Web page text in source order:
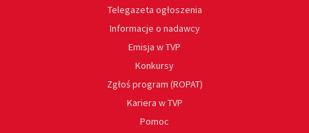
Telegazeta ogłoszenia
Informacje o nadawcy
Emisja w TVP
Konkursy
Zgłoś program (ROPAT)
Kariera w TVP
Pomoc